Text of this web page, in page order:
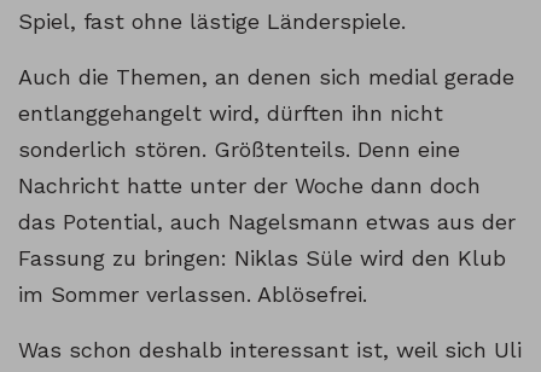
Spiel, fast ohne lästige Länderspiele.
Auch die Themen, an denen sich medial gerade
entlanggehangelt wird, dürften ihn nicht
sonderlich stören. Größtenteils. Denn eine
Nachricht hatte unter der Woche dann doch
das Potential, auch Nagelsmann etwas aus der
Fassung zu bringen: Niklas Süle wird den Klub
im Sommer verlassen. Ablösefrei.
Was schon deshalb interessant ist, weil sich Uli